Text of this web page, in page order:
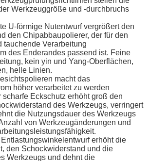
Werkzeuggröße und -durchbruchs
U-förmige Nutentwurf vergrößert den
den Chipabbaupolierer, der für den
tauchende Verarbeitung
des Enderandes passend ist. Feine
kein yin und Yang-Oberflächen,
helle Linien.
macht das
höher verarbeitet zu werden
scharfe Eckschutz erhöht groß den
des Werkzeugs, verringert
die Nutzungsdauer des Werkzeugs
von Werkzeugänderungen und
erhöht die
den Schockwiderstand und die
Werkzeugs und dehnt die